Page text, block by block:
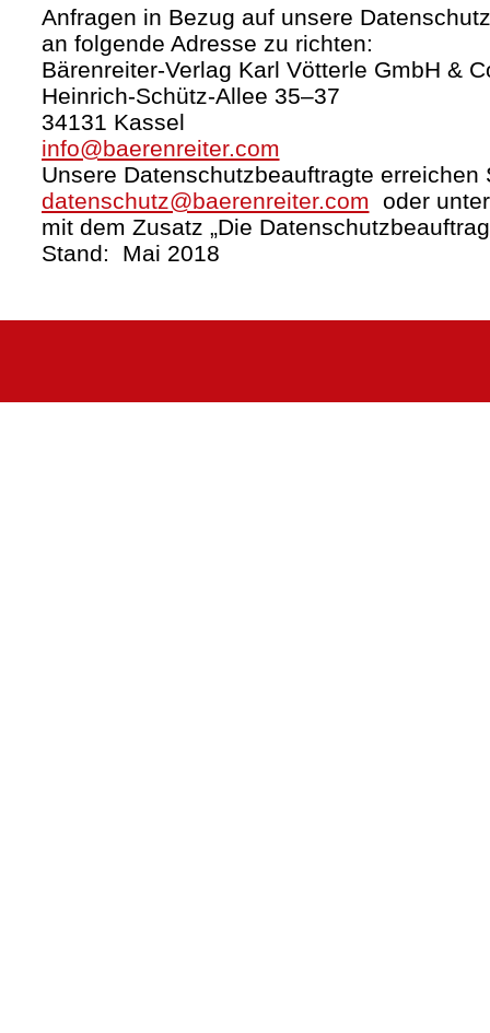
Anfragen in Bezug auf unsere
an folgende Adresse zu richten:
Bärenreiter-Verlag Karl Vötterle GmbH &
Heinrich-Schütz-Allee 35–37
34131 Kassel
info@baerenreiter.com
Unsere Datenschutzbeauftragte erreichen
datenschutz@baerenreiter.com oder
mit dem Zusatz „Die
Stand: Mai 2018